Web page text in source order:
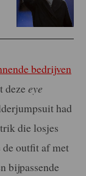
bedrijven
deze eye
had
die losjes
de outfit af met
bijpassende